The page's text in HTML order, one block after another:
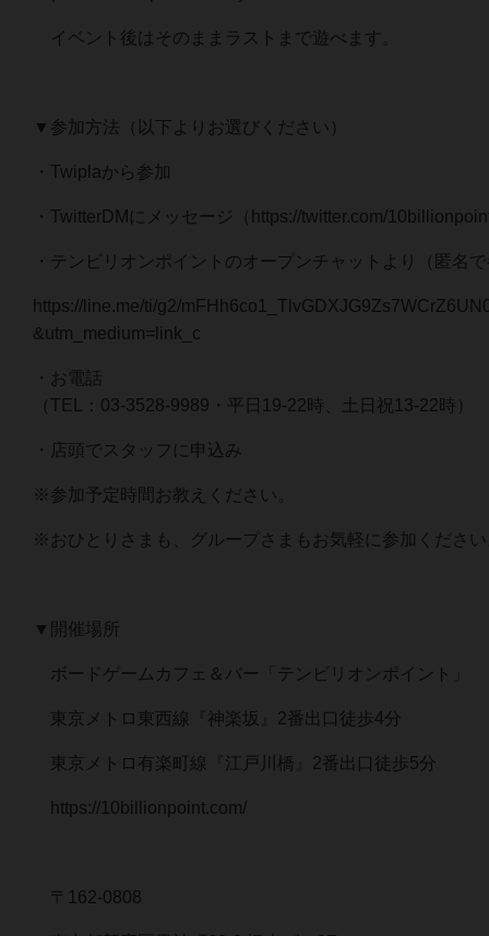
イベント後はそのままラストまで遊べます。
▼参加方法（以下よりお選びください）
・Twiplaから参加
・TwitterDMにメッセージ（https://twitter.com/
・テンビリオンポイントのオープンチャットより（匿名
https://line.me/ti/g2/
&utm_medium=link_c
・お電話
（TEL：03-3528-9989・平日19-22時、土日祝13-22時）
・店頭でスタッフに申込み
※参加予定時間お教えください。
※おひとりさまも、グループさまもお気軽に参加くださ
▼開催場所
ボードゲームカフェ＆バー「テンビリオンポイント」
東京メトロ東西線『神楽坂』2番出口徒歩4分
東京メトロ有楽町線『江戸川橋』2番出口徒歩5分
https://10billionpoint.com/
〒162-0808